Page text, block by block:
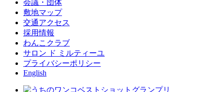
会議・団体
敷地マップ
交通アクセス
採用情報
わんこクラブ
サロン ド ミルティーユ
プライバシーポリシー
English